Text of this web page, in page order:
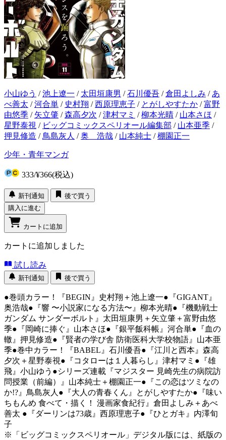
小山ゆう /池上遼一 / 太田垣康男 /石川優吾 /倉田よしみ / あ
べ善太 /河合単 / 史村翔 /西原理恵子 / とがしやすたか /富野
由悠季 / 矢立肇 /森高夕次 /津村マミ /柳本光晴 / 山本さほ /
星野泰視 / ビッグコミックスペリオール編集部 / 山本亜季 /
押見修造 / 鳥島灰人 /奥 浩哉 / 山本純士 /棚園正一
少年・青年マンガ
333/¥366(税込)
新刊通知
後で買う
購入に進む
カートに追加
カートに追加しました
試し読み
新刊通知 後で買う
●巻頭カラー！『BEGIN』史村翔＋池上遼一●『GIGANT』
奥浩哉●『響 〜小説家になる方法〜』柳本光晴●『機動戦士
ガンダム サンダーボルト』太田垣康男＋矢立肇＋富野由悠
季●『岡崎に捧ぐ』山本さほ●『銀平飯科帳』河合単●『血の
轍』押見修造●『賢者の学び舎 防衛医科大学校物語』山本亜
季●巻中カラー！『BABEL』石川優吾●『江川と西本』森高
夕次＋星野泰視●『コタローは１人暮らし』津村マミ●『雄
飛』小山ゆう●シリーズ連載『マジスター 見崎先生の病院訪
問授業（前編）』山本純士＋棚園正一●『この恋はツミなの
か!?』鳥島灰人●『大人の青春くん』とがしやすたか●『味い
ちもんめ 食べて・描く！ 漫画家食紀行』倉田よしみ＋あべ
善太 ●『ダーリンは73歳』西原理恵子●『ひとガキ』内澤旬
子
※「ビッグコミックスペリオール」デジタル版には、紙版の